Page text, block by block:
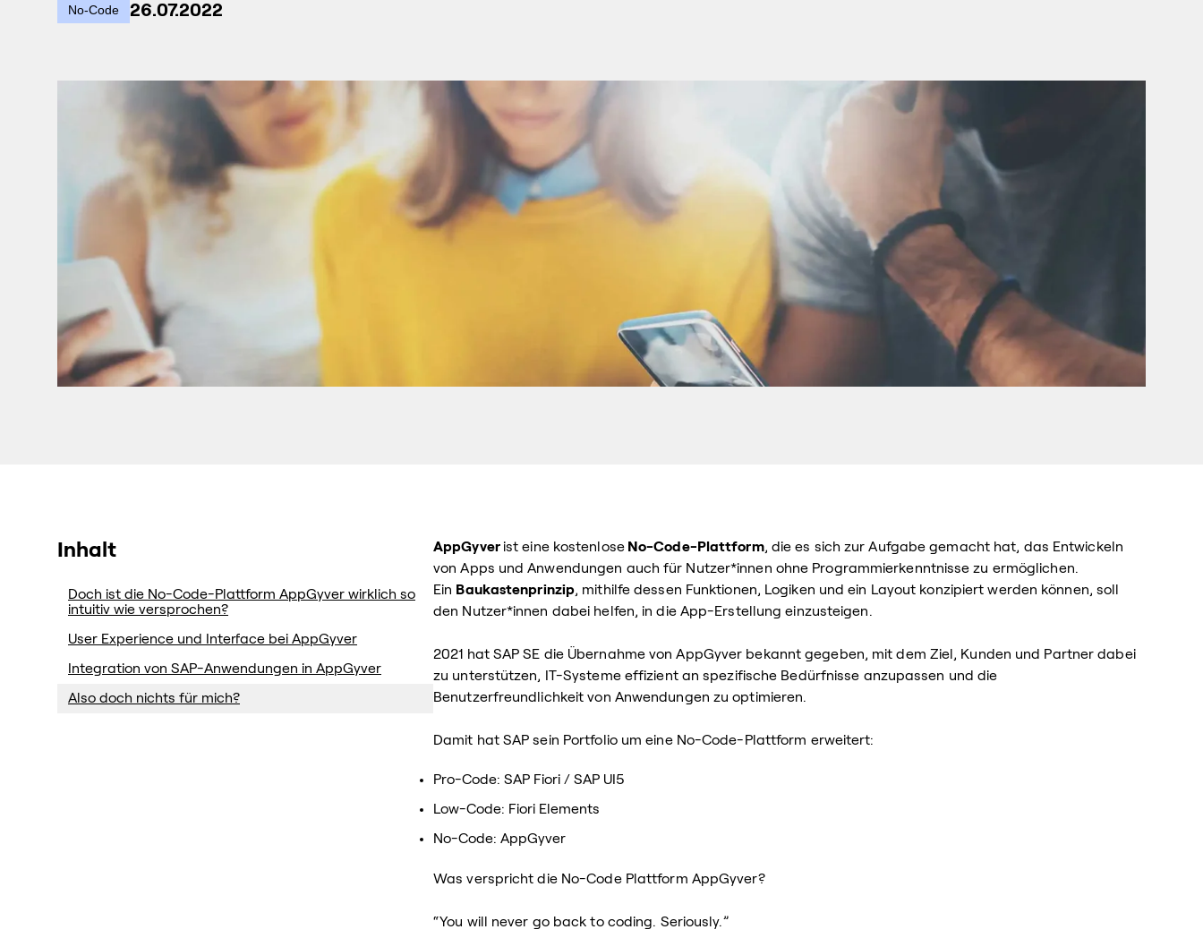
No-Code 26.07.2022
Inhalt
Doch ist die No-Code-Plattform AppGyver wirklich so
intuitiv wie versprochen?
User Experience und Interface bei AppGyver
Integration von SAP-Anwendungen in AppGyver
Also doch nichts für mich?
AppGyver ist eine kostenloseNo-Code-Plattform, die es sich zur Aufgabe gemacht hat, das Entwickeln
von Apps und Anwendungen auch für Nutzer*innen ohne Programmierkenntnisse zu ermöglichen.
Ein Baukastenprinzip, mithilfe dessen Funktionen, Logiken und ein Layout konzipiert werden können, soll
den Nutzer*innen dabei helfen, in die App-Erstellung einzusteigen.
2021 hat SAP SE die Übernahme von AppGyver bekannt gegeben, mit dem Ziel, Kunden und Partner dabei
zu unterstützen, IT-Systeme effizient an spezifische Bedürfnisse anzupassen und die
Benutzerfreundlichkeit von Anwendungen zu optimieren.
Damit hat SAP sein Portfolio um eine No-Code-Plattform erweitert:
Pro-Code: SAP Fiori / SAP UI5
Low-Code: Fiori Elements
No-Code: AppGyver
Was verspricht die No-Code Plattform AppGyver?
“You will never go back to coding. Seriously.”